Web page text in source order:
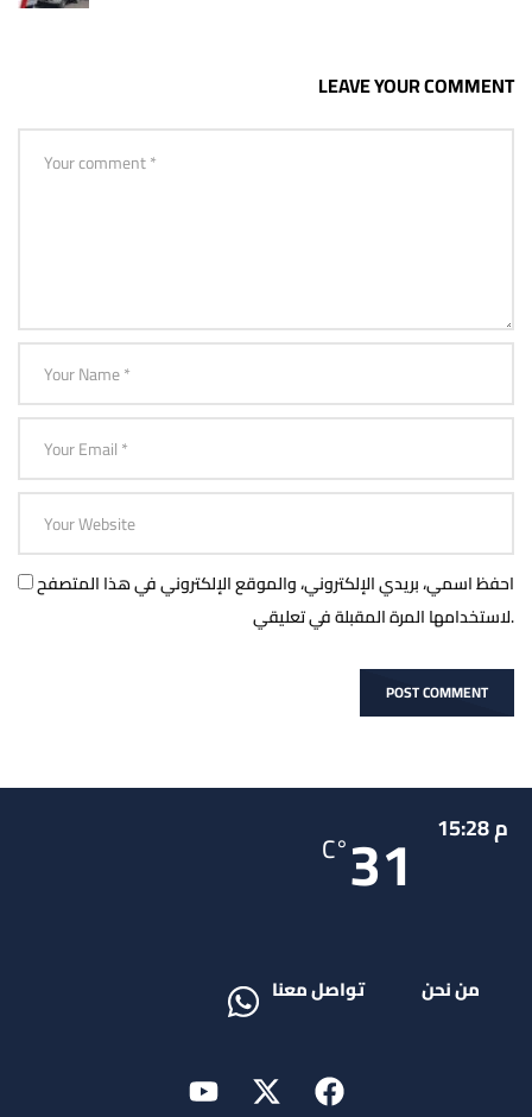
LEAVE YOUR COMMENT
احفظ اسمي، بريدي الإلكتروني، والموقع الإلكتروني في هذا المتصفح
لاستخدامها المرة المقبلة في تعليقي.
م 15:28 31
°C
من نحن تواصل معنا